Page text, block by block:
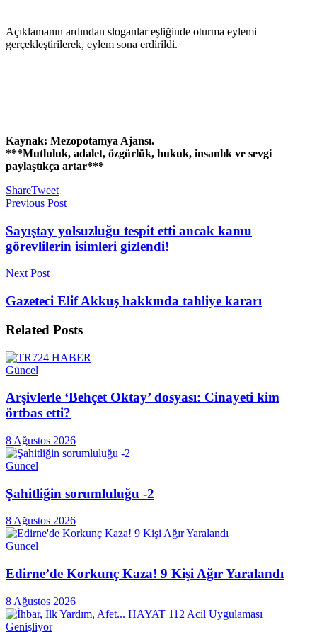
Açıklamanın ardından sloganlar eşliğinde oturma eylemi
gerçekleştirilerek, eylem sona erdirildi.
Kaynak: Mezopotamya Ajansı.
***Mutluluk, adalet, özgürlük, hukuk, insanlık ve sevgi
paylaştıkça artar***
ShareTweet
Previous Post
Sayıştay yolsuzluğu tespit etti ancak kamu
görevlilerin isimleri gizlendi!
Next Post
Gazeteci Elif Akkuş hakkında tahliye kararı
Related Posts
Güncel
Arşivlerle ‘Behçet Oktay’ dosyası: Cinayeti kim
örtbas etti?
8 Ağustos 2026
Güncel
Şahitliğin sorumluluğu -2
8 Ağustos 2026
Güncel
Edirne’de Korkunç Kaza! 9 Kişi Ağır Yaralandı
8 Ağustos 2026